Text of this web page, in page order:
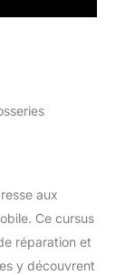
aux
Ce cursus
réparation et
y découvrent